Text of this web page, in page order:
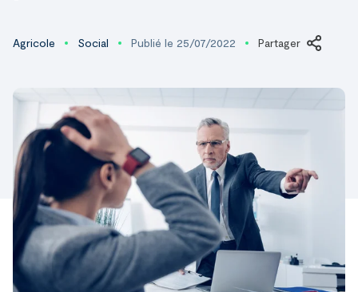
Agricole Social Publié le 25/07/2022 Partager